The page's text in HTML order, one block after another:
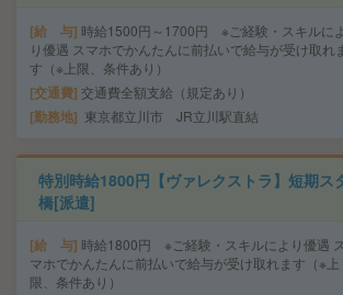
給 与 時給1500円～1700円 ※ご経験・スキルによ
り優遇 スマホでかんたんに前払いで給与が受け取れ
す（※上限、条件あり）
交通費 交通費全額支給（規定あり）
勤務地 東京都立川市 JR立川駅直結
特別時給1800円【ヴァレクストラ】短期
橋[派遣]
給 与 時給1800円 ※ご経験・スキルにより優遇 ス
マホでかんたんに前払いで給与が受け取れます（※上
限、条件あり）